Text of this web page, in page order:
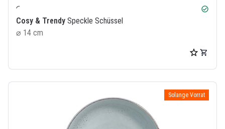
check_circle
Cosy & Trendy Speckle Schüssel
⌀ 14 cm
Solange Vorrat